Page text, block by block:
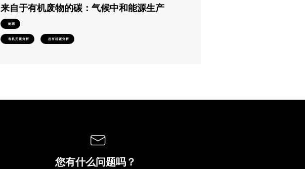
来自于有机废物的碳：气候中和能源生产
能源
有机元素分析 总有机碳分析
您有什么问题吗？